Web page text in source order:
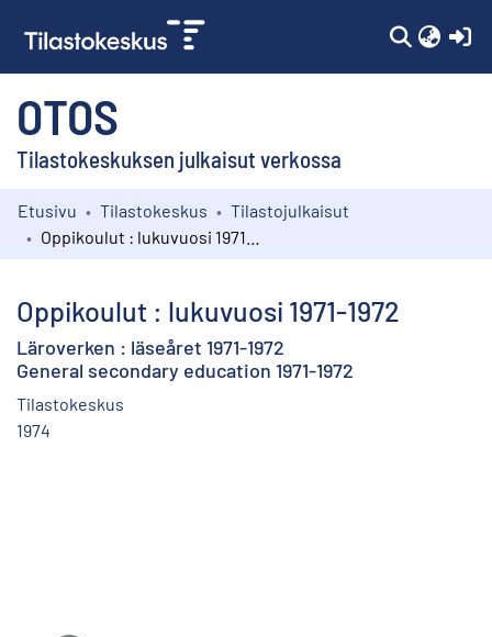
OTOS
Tilastokeskuksen julkaisut verkossa
Kokoelmat
Etusivu Tilastokeskus
Tilastojulkaisut
Oppikoulut : lukuvuosi 1971-1972
Läroverken : läseåret 1971-1972
General secondary education 1971-1972
Tilastokeskus
1974